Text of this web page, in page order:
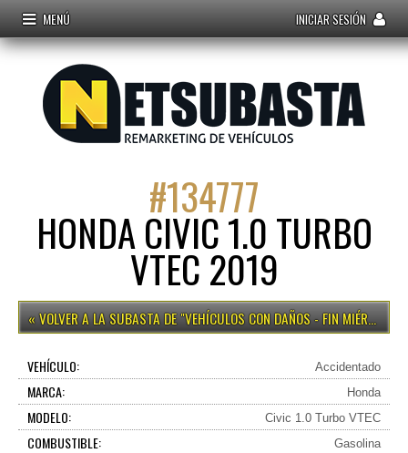
MENÚ INICIAR SESIÓN
#134777
HONDA CIVIC 1.0 TURBO
VTEC 2019
VEHÍCULOS CON DAÑOS - FIN MIÉRCOLES 15H
VEHÍCULO: Accidentado
MARCA: Honda
MODELO: Civic 1.0 Turbo VTEC
COMBUSTIBLE: Gasolina